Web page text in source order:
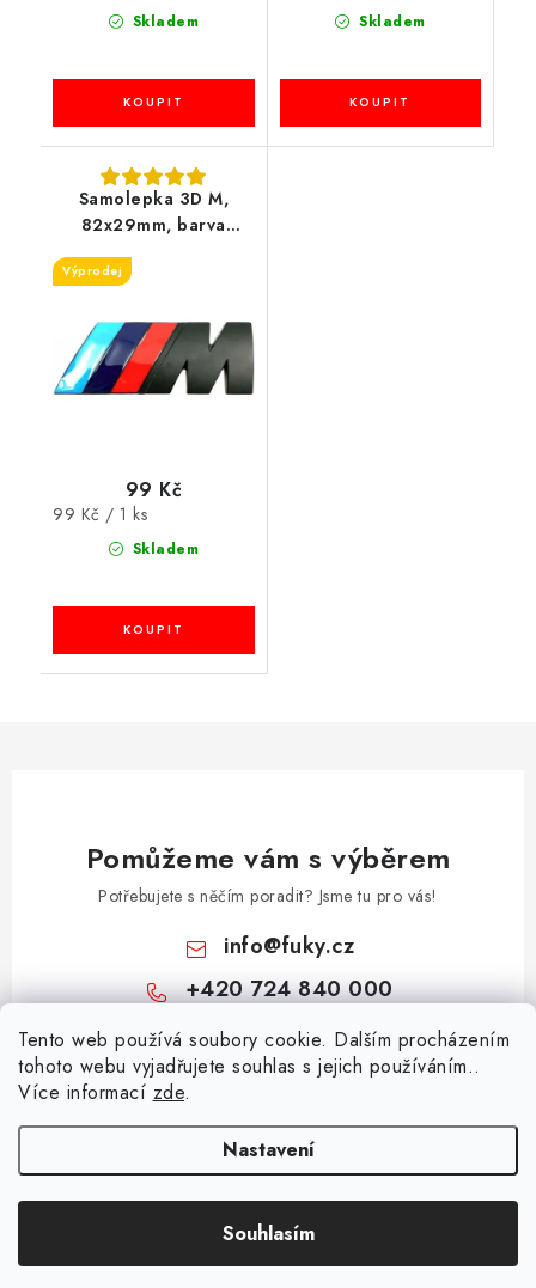
Tento web používá soubory cookie. Dalším procházením
tohoto webu vyjadřujete souhlas s jejich používáním..
Více informací zde.
Nastavení
Souhlasím
Skladem Skladem
Samolepka 3D M,
82x29mm, barva
černá/červená/modrá,
velikost XL
Výprodej
Skladem
99 Kč
Měrná
99 Kč / 1 ks
Pomůžeme vám s výběrem
Potřebujete s něčím poradit? Jsme tu pro vás!
info@fuky.cz
+420 724 840 000
Informace pro vás
Přijímáme online platby
Fuky.cz. Všechna práva vyhrazena.